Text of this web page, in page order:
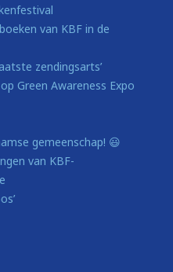
van KBF in de
zendingsarts’
Green Awareness Expo
gemeenschap! 😃
van KBF-